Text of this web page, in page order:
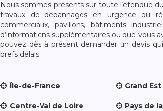
Nous sommes présents sur toute l’étendue
travaux de dépannages en urgence ou
commerciaux, pavillons, bâtiments
d’informations supplémentaires ou que vous
pouvez dès à présent demander un devis
brefs délais.
Île-de-France
Centre-Val de Loire
Grand Est
Pays de